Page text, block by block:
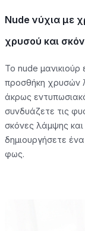
Nude νύχια με
χρυσού και
Το nude μανικιούρ
προσθήκη χρυσών
άκρως
συνδυάζετε τις
σκόνες λάμψης και
δημιουργήσετε
φως.